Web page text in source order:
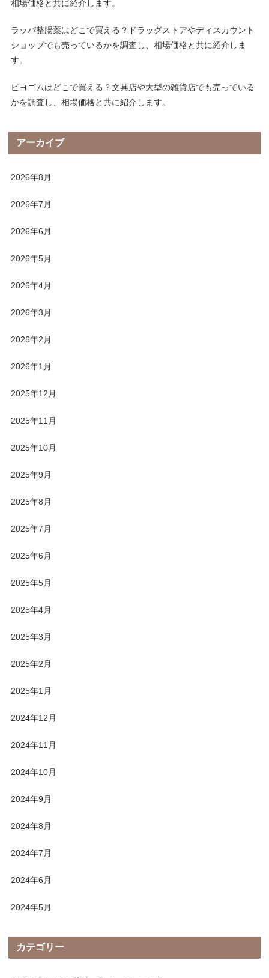
相場価格と共に紹介します。
ラッパ整腸薬はどこで買える？ドラッグストアやディスカウント
ショップでも売っているかを調査し、相場価格と共に紹介しま
す。
ピヨゴムはどこで買える？文具店や大型の雑貨店でも売っている
かを調査し、相場価格と共に紹介します。
アーカイブ
2026年8月
2026年7月
2026年6月
2026年5月
2026年4月
2026年3月
2026年2月
2026年1月
2025年12月
2025年11月
2025年10月
2025年9月
2025年8月
2025年7月
2025年6月
2025年5月
2025年4月
2025年3月
2025年2月
2025年1月
2024年12月
2024年11月
2024年10月
2024年9月
2024年8月
2024年7月
2024年6月
2024年5月
カテゴリー